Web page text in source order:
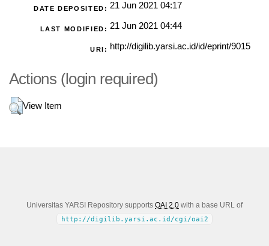
DATE DEPOSITED: 21 Jun 2021 04:17
LAST MODIFIED: 21 Jun 2021 04:44
URI: http://digilib.yarsi.ac.id/id/eprint/9015
Actions (login required)
View Item
Universitas YARSI Repository supports OAI 2.0 with a base URL of
http://digilib.yarsi.ac.id/cgi/oai2